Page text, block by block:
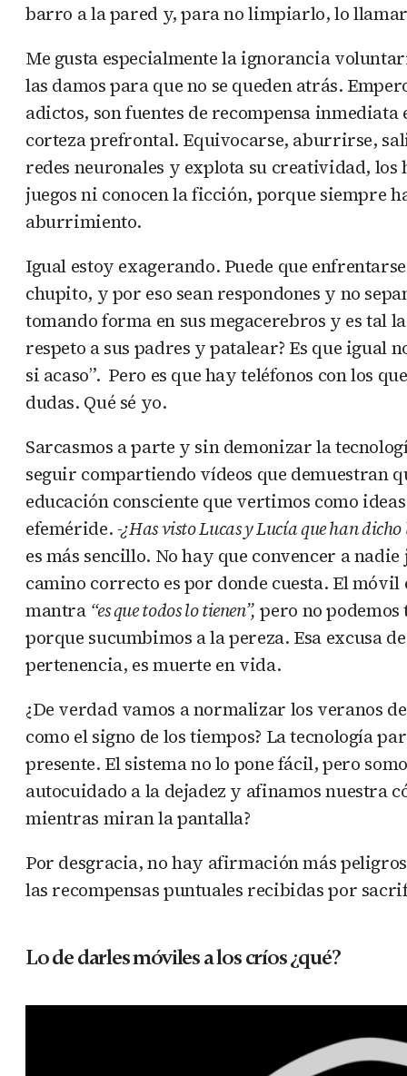
barro a la pared y, para no limpiarlo, lo
Me gusta especialmente la ignorancia
las damos para que no se queden atrás.
adictos, son fuentes de recompensa
corteza prefrontal. Equivocarse, aburrirse,
redes neuronales y explota su creatividad,
juegos ni conocen la ficción, porque siempre
aburrimiento.
Igual estoy exagerando. Puede que
chupito, y por eso sean respondones y no
tomando forma en sus megacerebros y es tal
respeto a sus padres y patalear? Es que igual
si acaso”. Pero es que hay teléfonos con los
dudas. Qué sé yo.
Sarcasmos a parte y sin demonizar la
seguir compartiendo vídeos que demuestran
educación consciente que vertimos como
efeméride.-¿Has visto Lucas y Lucía que han
es más sencillo. No hay que convencer a
camino correcto es por donde cuesta. El
mantra “es que todos lo tienen”, pero no
porque sucumbimos a la pereza. Esa excusa
pertenencia, es muerte en vida.
¿De verdad vamos a normalizar los veranos
como el signo de los tiempos? La tecnología
presente. El sistema no lo pone fácil, pero
autocuidado a la dejadez y afinamos nuestra
mientras miran la pantalla?
Por desgracia, no hay afirmación más
las recompensas puntuales recibidas por
Lo de darles móviles a los críos ¿qué?